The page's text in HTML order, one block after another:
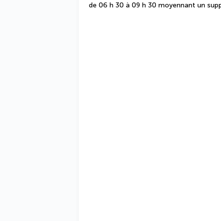
de 06 h 30 à 09 h 30 moyennant un